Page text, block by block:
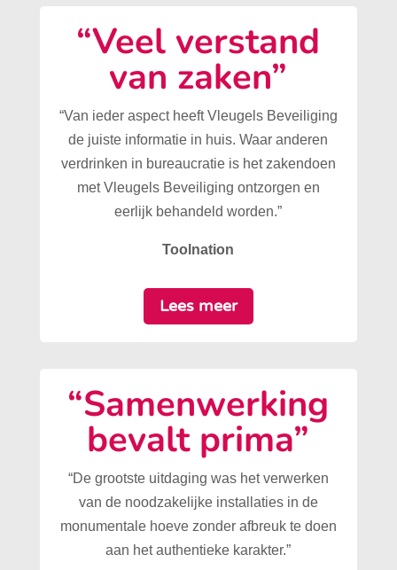
“Veel verstand
van zaken”
“Van ieder aspect heeft Vleugels Beveiliging
de juiste informatie in huis. Waar anderen
verdrinken in bureaucratie is het zakendoen
met Vleugels Beveiliging ontzorgen en
eerlijk behandeld worden.”
Toolnation
Lees meer
“Samenwerking
bevalt prima”
“De grootste uitdaging was het verwerken
van de noodzakelijke installaties in de
monumentale hoeve zonder afbreuk te doen
aan het authentieke karakter.”